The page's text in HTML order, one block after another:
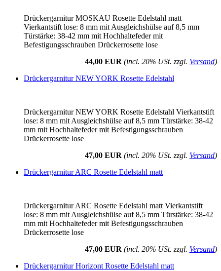
Drückergarnitur MOSKAU Rosette Edelstahl matt
Vierkantstift lose: 8 mm mit Ausgleichshülse auf 8,5 mm
Türstärke: 38-42 mm mit Hochhaltefeder mit
Befestigungsschrauben Drückerrosette lose
44,00 EUR (incl. 20% USt. zzgl. Versand)
Drückergarnitur NEW YORK Rosette Edelstahl
Drückergarnitur NEW YORK Rosette Edelstahl Vierkantstift
lose: 8 mm mit Ausgleichshülse auf 8,5 mm Türstärke: 38-42
mm mit Hochhaltefeder mit Befestigungsschrauben
Drückerrosette lose
47,00 EUR (incl. 20% USt. zzgl. Versand)
Drückergarnitur ARC Rosette Edelstahl matt
Drückergarnitur ARC Rosette Edelstahl matt Vierkantstift
lose: 8 mm mit Ausgleichshülse auf 8,5 mm Türstärke: 38-42
mm mit Hochhaltefeder mit Befestigungsschrauben
Drückerrosette lose
47,00 EUR (incl. 20% USt. zzgl. Versand)
Drückergarnitur Horizont Rosette Edelstahl matt